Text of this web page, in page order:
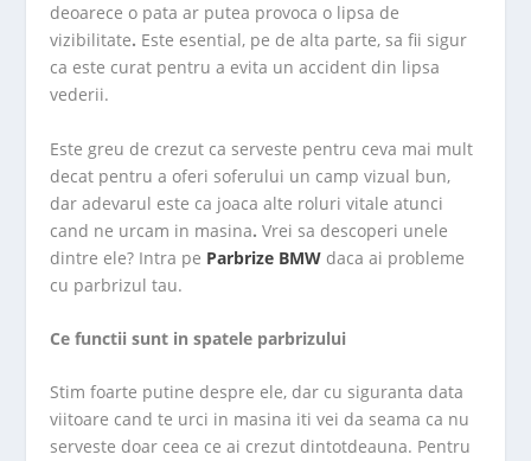
deoarece o pata ar putea provoca o lipsa de
vizibilitate. Este esential, pe de alta parte, sa fii sigur
ca este curat pentru a evita un accident din lipsa
vederii.
Este greu de crezut ca serveste pentru ceva mai mult
decat pentru a oferi soferului un camp vizual bun,
dar adevarul este ca joaca alte roluri vitale atunci
cand ne urcam in masina. Vrei sa descoperi unele
dintre ele? Intra pe Parbrize BMW daca ai probleme
cu parbrizul tau.
Ce functii sunt in spatele parbrizului
Stim foarte putine despre ele, dar cu siguranta data
viitoare cand te urci in masina iti vei da seama ca nu
serveste doar ceea ce ai crezut dintotdeauna. Pentru